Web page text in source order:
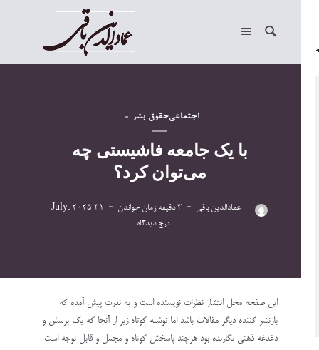
اجتماعیحقوق بشر
با یک جامعه فاشیستی چه
می‌توان کرد؟
عمادالدین باقی 3 دقیقه زمان خواندن
31 July, 2025
درج دیدگاه
این صفحه محل انتشار نظرات نویسنده است و به ندرت پیش آمده که
بازنشر کننده دیگر مقالات باشد اما نوشته کوتاه زیر از آنجا که یک پرسش و
دغدغه ذهنی نگارنده بود هرچند پاسخش کوتاه و مجمل و قابل توجه است